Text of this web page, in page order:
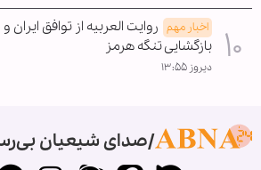
اخبار مهم روایت العربیه از توافق
بازگشایی تنگه هرمز
دیروز ۱۳:۵۵
صدای شیعیان